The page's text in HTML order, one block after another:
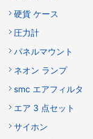
硬貨 ケース
圧力計
パネルマウント
ネオン ランプ
smc エアフィルタ
エア 3 点セット
サイホン